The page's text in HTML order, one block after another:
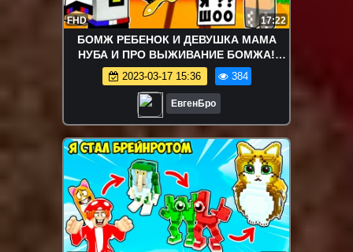
FHD 17:22
БОМЖ РЕБЕНОК И ДЕВУШКА МАМА
НУБА И ПРО ВЫЖИВАНИЕ БОМЖА!
МАЙНКРАФТ В РЕАЛЬНОЙ ЖИЗНИ
ВИДЕО ТРОЛЛИНГ
2023-03-17 15:36 384
ЕвгенБро